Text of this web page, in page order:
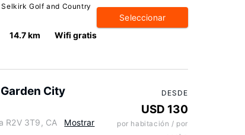
Golf and Country
14.7 km Wifi gratis
Seleccionar
City
R2V 3T9, CA
Mostrar
DESDE
USD 130
por habitación / por